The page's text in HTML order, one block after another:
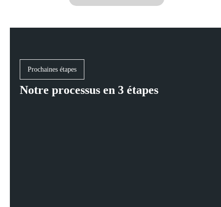
Prochaines étapes
Notre processus en 3 étapes